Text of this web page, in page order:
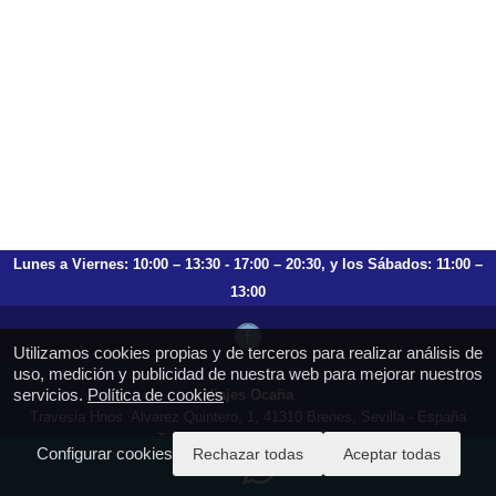
Utilizamos cookies propias y de terceros para realizar análisis de
uso, medición y publicidad de nuestra web para mejorar nuestros
servicios. Política de cookies
Configurar cookies Rechazar todas Aceptar todas
Lunes a Viernes: 10:00 – 13:30 - 17:00 – 20:30, y los Sábados: 11:00 –
13:00
Viajes Ocaña
T.: 659 753 504 954 797 472
https://viajesocana.es
reservas@viajesocana.es